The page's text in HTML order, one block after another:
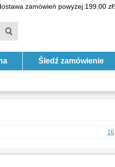
zamówień powyżej 199,00 zł!
Śledź zamówienie
16